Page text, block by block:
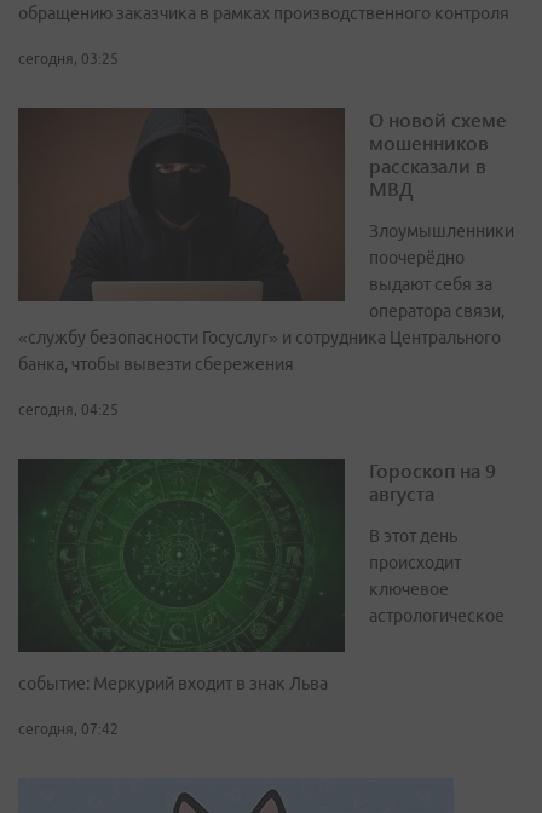
обращению заказчика в рамках производственного контроля
сегодня, 03:25
О новой схеме
мошенников
рассказали в
МВД
Злоумышленники
поочерёдно
выдают себя за
оператора связи,
«службу безопасности Госуслуг» и сотрудника Центрального
банка, чтобы вывезти сбережения
сегодня, 04:25
Гороскоп на 9
августа
В этот день
происходит
ключевое
астрологическое
событие: Меркурий входит в знак Льва
сегодня, 07:42